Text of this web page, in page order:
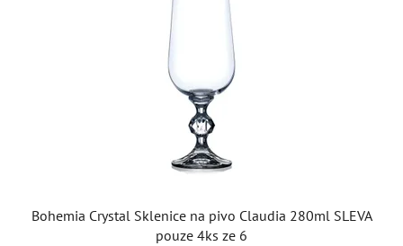
Bohemia Crystal Sklenice na pivo Claudia 280ml SLEVA
pouze 4ks ze 6